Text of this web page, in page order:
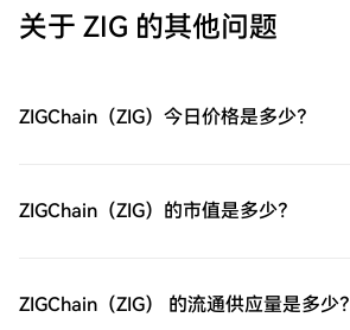
性。C2C购买：在HTX平台上直接与其他用
的ZIGChain（ZIG）后，将其存储在您的HTX
现货市场轻松交易ZIGChain（ZIG)。访问您
关于 ZIG 的其他问题
ZIGChain（ZIG）今日价格是多少？
ZIGChain（ZIG）的市值是多少？
ZIGChain（ZIG） 的流通供应量是多少？